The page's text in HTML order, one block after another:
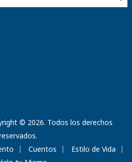
© 2026. Todos los derechos
Cuentos
Estilo de Vida